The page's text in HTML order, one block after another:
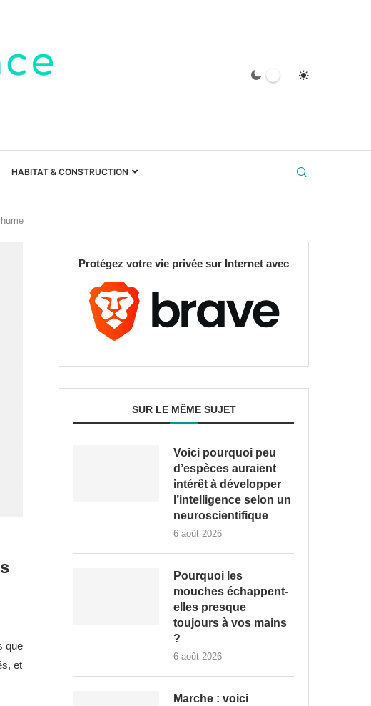
HABITAT & CONSTRUCTION
que
et
Protégez votre vie privée sur Internet avec
SUR LE MÊME SUJET
Voici pourquoi peu
d’espèces auraient
intérêt à développer
l’intelligence selon un
neuroscientifique
6 août 2026
Pourquoi les
mouches échappent-
elles presque
toujours à vos mains
?
6 août 2026
Marche : voici